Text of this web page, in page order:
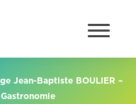
Jean-Baptiste BOULIER –